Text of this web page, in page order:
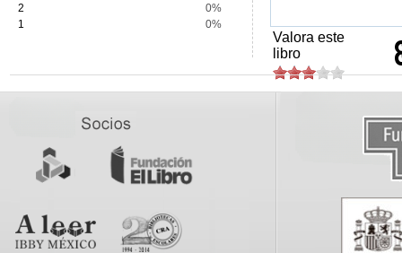
2
0%
1
0%
Valora este
libro